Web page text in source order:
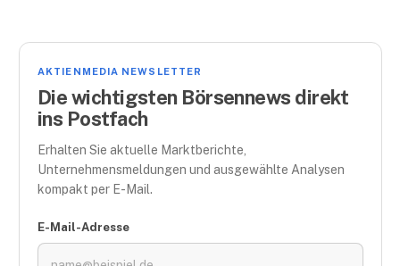
AKTIENMEDIA NEWSLETTER
Die wichtigsten Börsennews direkt
ins Postfach
Erhalten Sie aktuelle Marktberichte,
Unternehmensmeldungen und ausgewählte Analysen
kompakt per E-Mail.
E-Mail-Adresse